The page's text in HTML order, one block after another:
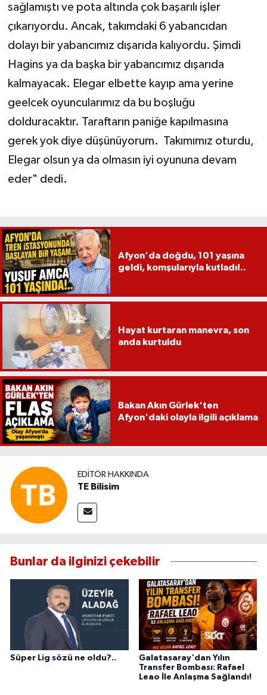
sağlamıştı ve pota altında çok başarılı işler
çıkarıyordu. Ancak, takımdaki 6 yabancıdan
dolayı bir yabancımız dışarıda kalıyordu. Şimdi
Hagins ya da başka bir yabancımız dışarıda
kalmayacak. Elegar elbette kayıp ama yerine
geelcek oyuncularımız da bu boşluğu
dolduracaktır. Taraftarın paniğe kapılmasına
gerek yok diye düşünüyorum. Takımımız oturdu,
Elegar olsun ya da olmasın iyi oyununa devam
eder" dedi.
Afyon'da doğdu, 101 yaşına
geldi, komşularıyla kutladı!..
Hayat kurtaran manevra, son
anda kurtuldu
Bakan Akın Gürlek'ten
Afyon'daki olayla ilgili açıklama
EDITÖR HAKKINDA
TE Bilisim
Bunlar da ilginizi çekebilir
Süper Lig sözü ne oldu?..
Galatasaray'dan Yılın
Transfer Bombası: Rafael
Leao İle Anlaşma Sağlandı!